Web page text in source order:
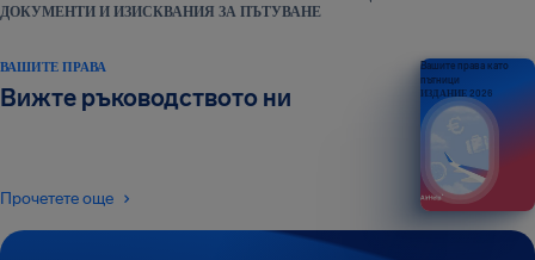
ДОКУМЕНТИ И ИЗИСКВАНИЯ ЗА ПЪТУВАНЕ
ВАШИТЕ ПРАВА
Вижте ръководството ни
Прочетете още
Вашите права като
пътници
ИЗДАНИЕ 2026